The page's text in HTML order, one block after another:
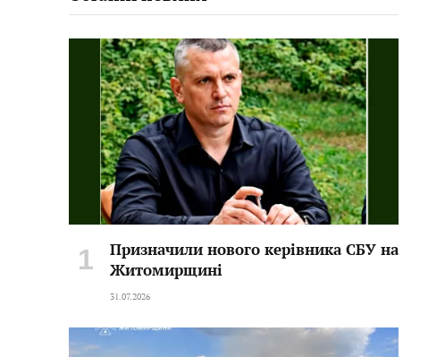
Призначили нового керівника СБУ на
Житомирщині
31.07.2026